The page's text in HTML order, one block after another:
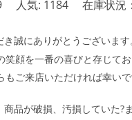
人気: 1184 在庫状況
き誠にありがとうございま
笑顔を一番の喜びと存じて
ご来店いただければ幸いで
品が破損、汚損していた?